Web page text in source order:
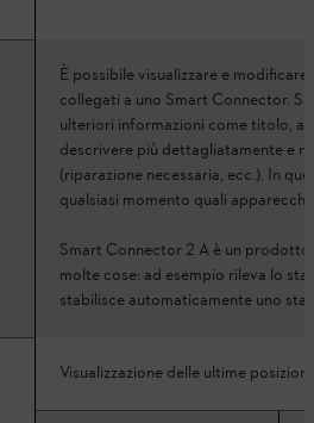
È possibile visualizzare e
collegati a uno Smart Connector.
ulteriori informazioni come titolo,
descrivere più dettagliatamente e
(riparazione necessaria, ecc.). In
qualsiasi momento quali
Smart Connector 2 A è un
molte cose: ad esempio rileva lo
stabilisce automaticamente uno
Visualizzazione delle ultime